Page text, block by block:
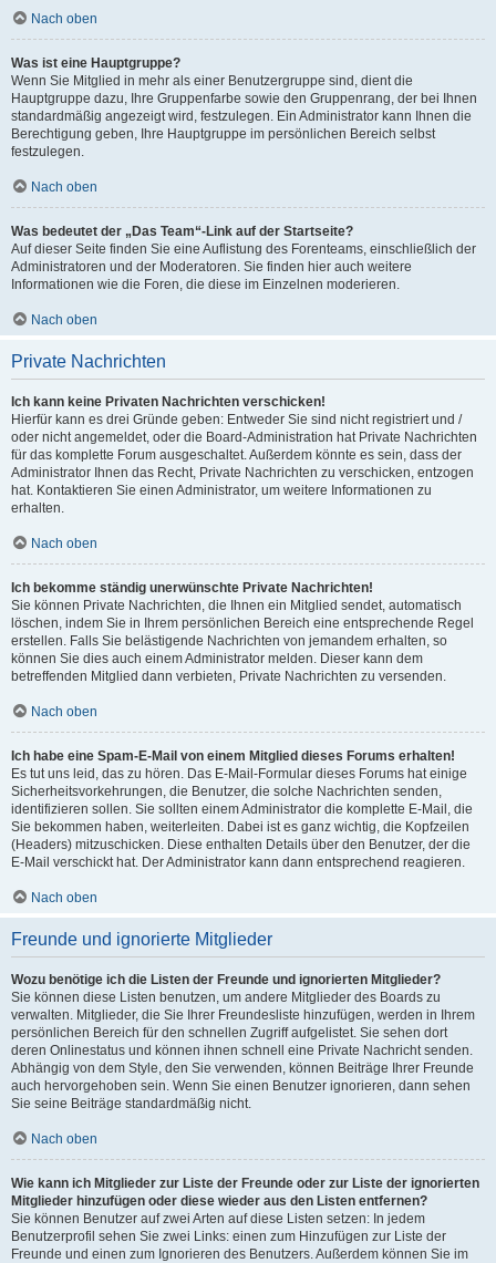
Nach oben
Was ist eine Hauptgruppe?
Wenn Sie Mitglied in mehr als einer Benutzergruppe sind, dient die
Hauptgruppe dazu, Ihre Gruppenfarbe sowie den Gruppenrang, der bei Ihnen
standardmäßig angezeigt wird, festzulegen. Ein Administrator kann Ihnen die
Berechtigung geben, Ihre Hauptgruppe im persönlichen Bereich selbst
festzulegen.
Nach oben
Was bedeutet der „Das Team“-Link auf der Startseite?
Auf dieser Seite finden Sie eine Auflistung des Forenteams, einschließlich der
Administratoren und der Moderatoren. Sie finden hier auch weitere
Informationen wie die Foren, die diese im Einzelnen moderieren.
Nach oben
Private Nachrichten
Ich kann keine Privaten Nachrichten verschicken!
Hierfür kann es drei Gründe geben: Entweder Sie sind nicht registriert und /
oder nicht angemeldet, oder die Board-Administration hat Private Nachrichten
für das komplette Forum ausgeschaltet. Außerdem könnte es sein, dass der
Administrator Ihnen das Recht, Private Nachrichten zu verschicken, entzogen
hat. Kontaktieren Sie einen Administrator, um weitere Informationen zu
erhalten.
Nach oben
Ich bekomme ständig unerwünschte Private Nachrichten!
Sie können Private Nachrichten, die Ihnen ein Mitglied sendet, automatisch
löschen, indem Sie in Ihrem persönlichen Bereich eine entsprechende Regel
erstellen. Falls Sie belästigende Nachrichten von jemandem erhalten, so
können Sie dies auch einem Administrator melden. Dieser kann dem
betreffenden Mitglied dann verbieten, Private Nachrichten zu versenden.
Nach oben
Ich habe eine Spam-E-Mail von einem Mitglied dieses Forums erhalten!
Es tut uns leid, das zu hören. Das E-Mail-Formular dieses Forums hat einige
Sicherheitsvorkehrungen, die Benutzer, die solche Nachrichten senden,
identifizieren sollen. Sie sollten einem Administrator die komplette E-Mail, die
Sie bekommen haben, weiterleiten. Dabei ist es ganz wichtig, die Kopfzeilen
(Headers) mitzuschicken. Diese enthalten Details über den Benutzer, der die
E-Mail verschickt hat. Der Administrator kann dann entsprechend reagieren.
Nach oben
Freunde und ignorierte Mitglieder
Wozu benötige ich die Listen der Freunde und ignorierten Mitglieder?
Sie können diese Listen benutzen, um andere Mitglieder des Boards zu
verwalten. Mitglieder, die Sie Ihrer Freundesliste hinzufügen, werden in Ihrem
persönlichen Bereich für den schnellen Zugriff aufgelistet. Sie sehen dort
deren Onlinestatus und können ihnen schnell eine Private Nachricht senden.
Abhängig von dem Style, den Sie verwenden, können Beiträge Ihrer Freunde
auch hervorgehoben sein. Wenn Sie einen Benutzer ignorieren, dann sehen
Sie seine Beiträge standardmäßig nicht.
Nach oben
Wie kann ich Mitglieder zur Liste der Freunde oder zur Liste der ignorierten
Mitglieder hinzufügen oder diese wieder aus den Listen entfernen?
Sie können Benutzer auf zwei Arten auf diese Listen setzen: In jedem
Benutzerprofil sehen Sie zwei Links: einen zum Hinzufügen zur Liste der
Freunde und einen zum Ignorieren des Benutzers. Außerdem können Sie im